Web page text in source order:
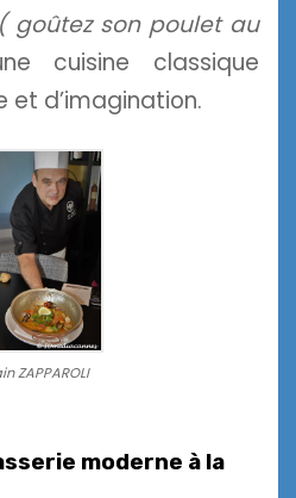
( goûtez son poulet au
cuisine classique
et d’imagination.
ZAPPAROLI
moderne à la